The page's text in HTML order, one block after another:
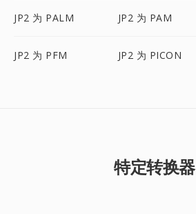
JP2 为 PALM JP2 为 PAM
JP2 为 PFM JP2 为 PICON
特定转换器